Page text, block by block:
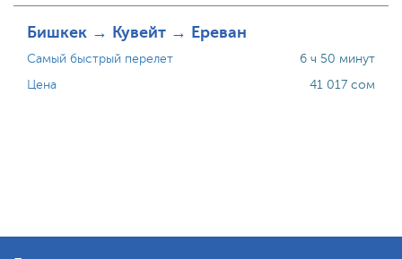
Бишкек → Кувейт → Ереван
Самый быстрый перелет
Цена
6 ч 50 минут
41 017 сом